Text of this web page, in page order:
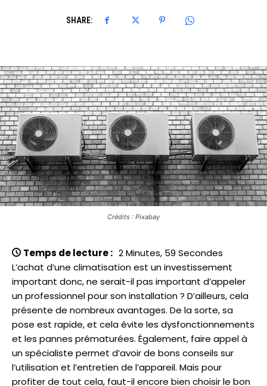
SHARE:
Crédits : Pixabay
Temps de lecture : 2 Minutes, 59 Secondes
L’achat d’une climatisation est un investissement
important donc, ne serait-il pas important d’appeler
un professionnel pour son installation ? D’ailleurs, cela
présente de nombreux avantages. De la sorte, sa
pose est rapide, et cela évite les dysfonctionnements
et les pannes prématurées. Également, faire appel à
un spécialiste permet d’avoir de bons conseils sur
l’utilisation et l’entretien de l’appareil. Mais pour
profiter de tout cela, faut-il encore bien choisir le bon